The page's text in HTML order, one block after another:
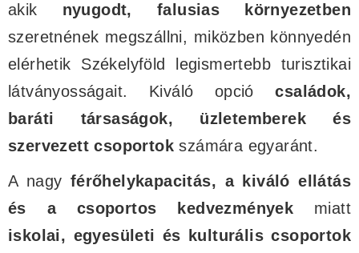
akik nyugodt, falusias környezetben
szeretnének megszállni, miközben könnyedén
elérhetik Székelyföld legismertebb turisztikai
látványosságait. Kiváló opciócsaládok,
baráti társaságok, üzletemberek és
szervezett csoportok számára egyaránt.
A nagy férőhelykapacitás, a kiváló ellátás
és a csoportos kedvezmények miatt
iskolai, egyesületi és kulturális csoportok